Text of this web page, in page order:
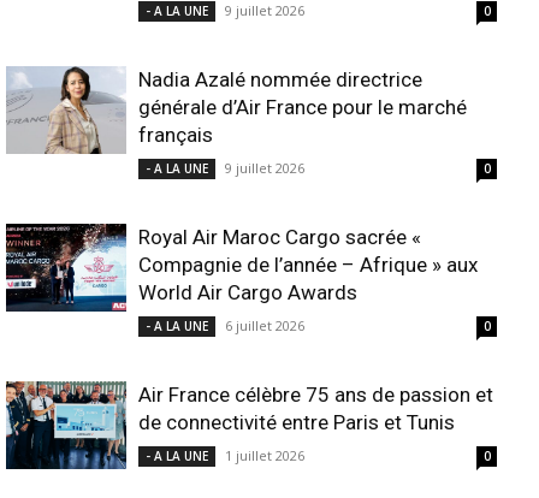
- A LA UNE 9 juillet 2026 0
Nadia Azalé nommée directrice
générale d’Air France pour le marché
français
- A LA UNE 9 juillet 2026 0
Royal Air Maroc Cargo sacrée «
Compagnie de l’année – Afrique » aux
World Air Cargo Awards
- A LA UNE 6 juillet 2026 0
Air France célèbre 75 ans de passion et
de connectivité entre Paris et Tunis
- A LA UNE 1 juillet 2026 0